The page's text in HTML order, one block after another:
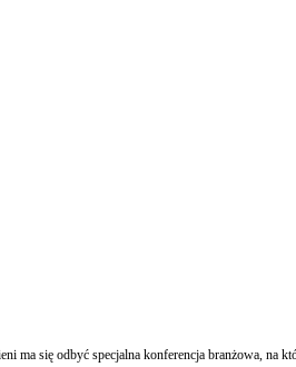
ma się odbyć specjalna konferencja branżowa,